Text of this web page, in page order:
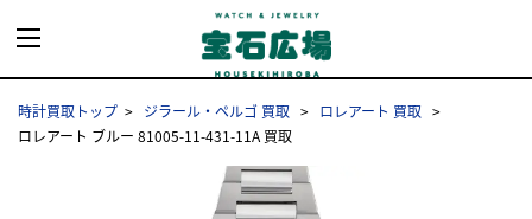
時計買取トップ ジラール・ペルゴ 買取
ロレアート 買取
ロレアート ブルー 81005-11-431-11A 買取